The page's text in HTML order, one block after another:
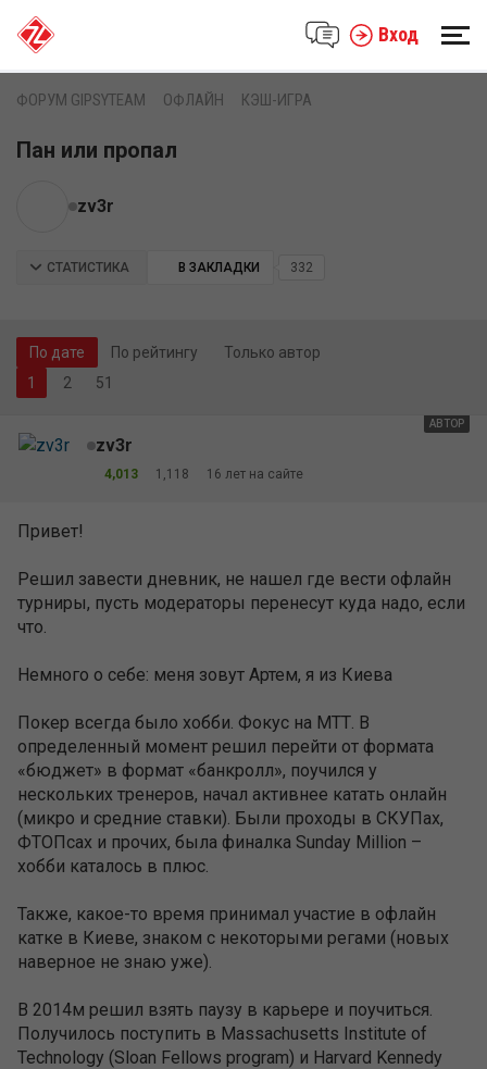
Вход
ФОРУМ GIPSYTEAM ОФЛАЙН КЭШ-ИГРА
Пан или пропал
zv3r
СТАТИСТИКА В ЗАКЛАДКИ 332
По дате По рейтингу
Только автор
2
51
АВТОР
zv3r
4,013 1,118 16 лет на сайте
Привет!
Решил завести дневник, не нашел где вести офлайн
турниры, пусть модераторы перенесут куда надо, если
что.
Немного о себе: меня зовут Артем, я из Киева
Покер всегда было хобби. Фокус на МТТ. В
определенный момент решил перейти от формата
«бюджет» в формат «банкролл», поучился у
нескольких тренеров, начал активнее катать онлайн
(микро и средние ставки). Были проходы в СКУПах,
ФТОПсах и прочих, была финалка Sunday Million –
хобби каталось в плюс.
Также, какое-то время принимал участие в офлайн
катке в Киеве, знаком с некоторыми регами (новых
наверное не знаю уже).
В 2014м решил взять паузу в карьере и поучиться.
Получилось поступить в Massachusetts Institute of
Technology (Sloan Fellows program) и Harvard Kennedy